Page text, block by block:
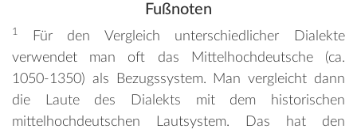
Fußnoten
1
Für den Vergleich unterschiedlicher Dialekte
verwendet man oft das Mittelhochdeutsche (ca.
1050-1350) als Bezugssystem. Man vergleicht dann
die Laute des Dialekts mit dem historischen
mittelhochdeutschen Lautsystem. Das hat den